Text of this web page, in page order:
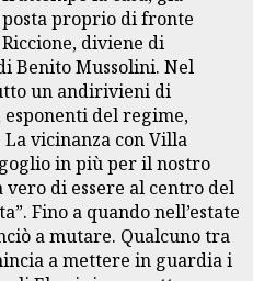
proprio di fronte
diviene di
Benito Mussolini. Nel
un andirivieni di
del regime,
vicinanza con Villa
in più per il nostro
di essere al centro del
Fino a quando nell’estate
a mutare. Qualcuno tra
a mettere in guardia i